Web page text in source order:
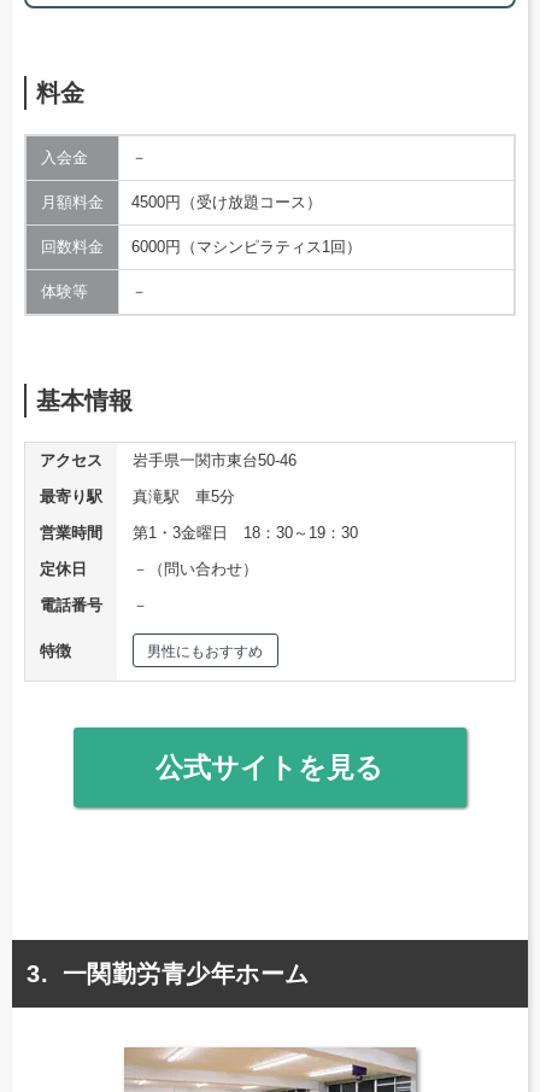
料金
入会金 －
月額料金 4500円（受け放題コース）
回数料金 6000円（マシンピラティス1回）
体験等 －
基本情報
アクセス
岩手県一関市東台50-46
最寄り駅
真滝駅 車5分
営業時間
第1・3金曜日 18：30～19：30
定休日
－（問い合わせ）
電話番号
－
特徴 男性にもおすすめ
公式サイトを見る
一関勤労青少年ホーム